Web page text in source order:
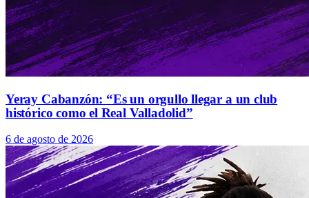
Yeray Cabanzón: “Es un orgullo llegar a un club
histórico como el Real Valladolid”
6 de agosto de 2026